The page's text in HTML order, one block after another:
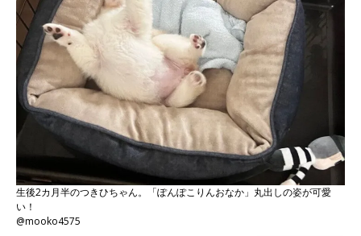
生後2カ月半のつきひちゃん。「ぽんぽこりんおなか」丸出しの姿が可愛
い！
@mooko4575